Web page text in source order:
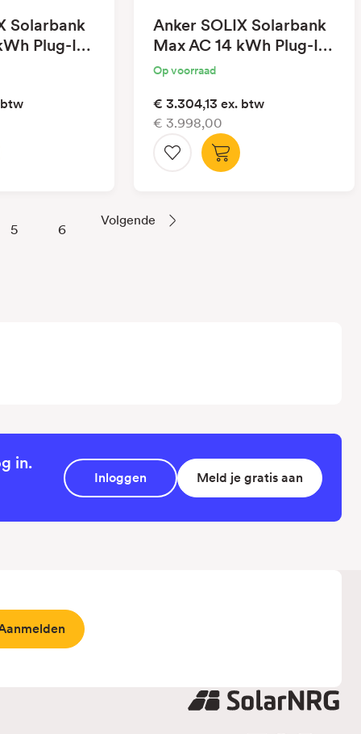
Solarbank
Plug-In
Anker SOLIX Solarbank
Max AC 14 kWh Plug-In
Battery
Op voorraad
€ 3.304,13 ex. btw
€ 3.998,00
5 6
Volgende
in.
Inloggen Meld je gratis aan